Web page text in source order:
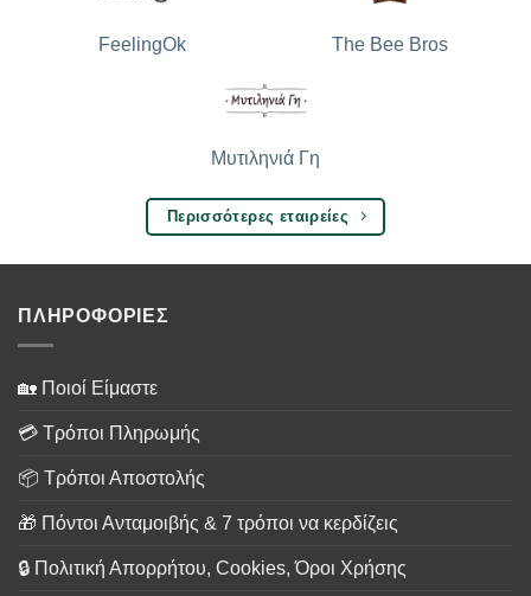
FeelingOk The Bee Bros
Μυτιληνιά Γη
Περισσότερες εταιρείες
ΠΛΗΡΟΦΟΡΙΕΣ
🏡 Ποιοί Είμαστε
💳 Τρόποι Πληρωμής
📦 Τρόποι Αποστολής
🎁 Πόντοι Ανταμοιβής & 7 τρόποι να κερδίζεις
🔒 Πολιτική Απορρήτου, Cookies, Όροι Χρήσης